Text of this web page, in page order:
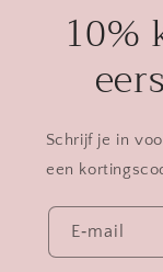
10%
Schrijf je in
een
E‑mail